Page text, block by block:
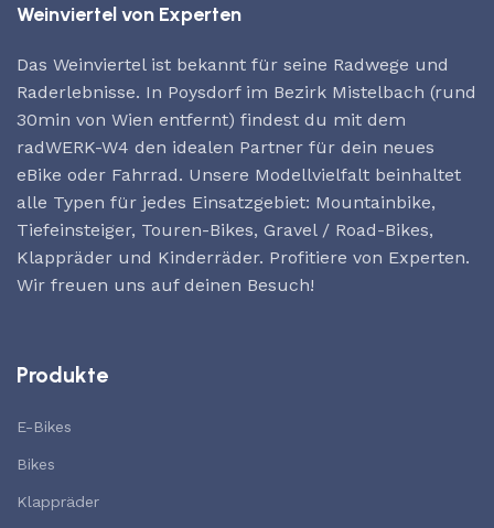
Weinviertel von Experten
Das Weinviertel ist bekannt für seine Radwege und
Raderlebnisse. In Poysdorf im Bezirk Mistelbach (rund
30min von Wien entfernt) findest du mit dem
radWERK-W4 den idealen Partner für dein neues
eBike oder Fahrrad. Unsere Modellvielfalt beinhaltet
alle Typen für jedes Einsatzgebiet: Mountainbike,
Tiefeinsteiger, Touren-Bikes, Gravel / Road-Bikes,
Klappräder und Kinderräder. Profitiere von Experten.
Wir freuen uns auf deinen Besuch!
Produkte
E-Bikes
Bikes
Klappräder